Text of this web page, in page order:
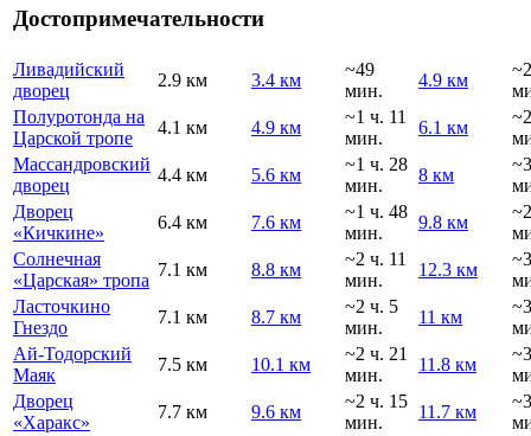
Достопримечательности
Ливадийский
дворец
2.9 км 3.4 км
~49
мин.
4.9 км
Полуротонда на
Царской тропе
4.1 км 4.9 км
~1 ч. 11
мин.
6.1 км
Массандровский
дворец
4.4 км 5.6 км
~1 ч. 28
мин.
8 км
Дворец
«Кичкине»
6.4 км 7.6 км
~1 ч. 48
мин.
9.8 км
Солнечная
«Царская» тропа
7.1 км 8.8 км
~2 ч. 11
мин.
12.3 км
Ласточкино
Гнездо
7.1 км 8.7 км
~2 ч. 5
мин.
11 км
Ай-Тодорский
Маяк
7.5 км 10.1 км
~2 ч. 21
мин.
11.8 км
Дворец
«Харакс»
7.7 км 9.6 км
~2 ч. 15
мин.
11.7 км